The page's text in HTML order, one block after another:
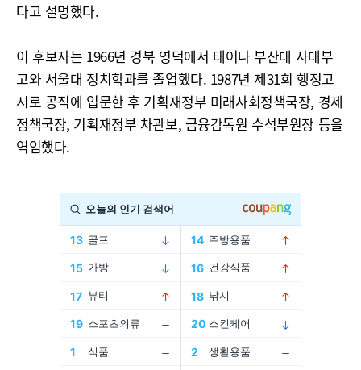
다고 설명했다.
이 후보자는 1966년 경북 영덕에서 태어나 부산대 사대부
고와 서울대 정치학과를 졸업했다. 1987년 제31회 행정고
시로 공직에 입문한 후 기획재정부 미래사회정책국장, 경제
정책국장, 기획재정부 차관보, 금융감독원 수석부원장 등을
역임했다.